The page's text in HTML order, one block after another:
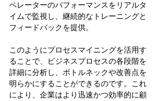
ペレーターのパフォーマンスをリアルタ
イムで監視し、継続的なトレーニングと
フィードバックを提供。
このようにプロセスマイニングを活用す
ることで、ビジネスプロセスの各段階を
詳細に分析し、ボトルネックや改善点を
明らかにすることができるのです。これ
により、企業はより迅速かつ効率的に顧